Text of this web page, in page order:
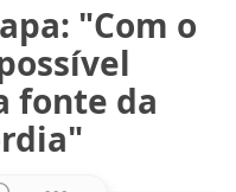
"Com o
fonte da